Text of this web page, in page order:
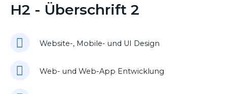
H2 - Überschrift 2
Website-, Mobile- und UI Design
Web- und Web-App Entwicklung